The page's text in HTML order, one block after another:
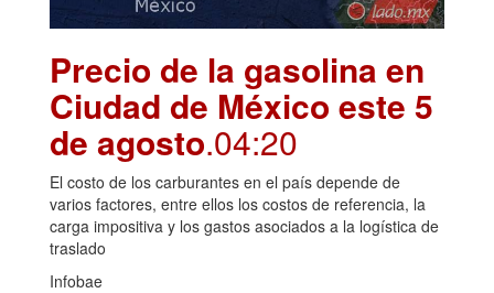
Precio de la gasolina en
Ciudad de México este 5
de agosto.04:20
El costo de los carburantes en el país depende de
varios factores, entre ellos los costos de referencia, la
carga impositiva y los gastos asociados a la logística de
traslado
Infobae